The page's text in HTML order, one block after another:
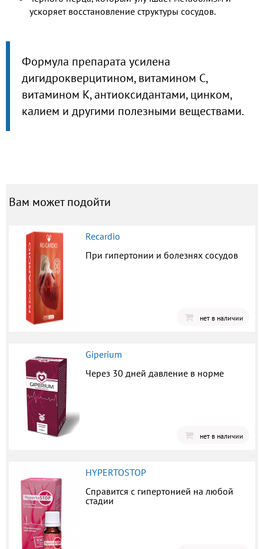
ускоряет восстановление структуры сосудов.
Формула препарата усилена
дигидрокверцитином, витамином С,
витамином К, антиоксидантами, цинком,
калием и другими полезными веществами.
Вам может подойти
Recardio
При гипертонии и болезнях сосудов
нет в наличии
Giperium
Через 30 дней давление в норме
нет в наличии
HYPERTOSTOP
Справится с гипертонией на любой
стадии